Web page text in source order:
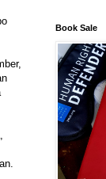
Book Sale